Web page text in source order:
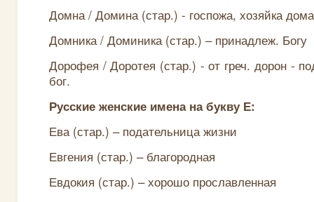
Домна / Домина (стар.) - госпожа, хозяйка
Домника / Доминика (стар.) – принадлеж. Богу
Дорофея / Доротея (стар.) - от греч. дорон -
бог.
Русские женские имена на букву Е:
Ева (стар.) – подательница жизни
Евгения (стар.) – благородная
Евдокия (стар.) – хорошо прославленная